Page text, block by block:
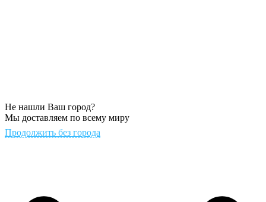
Не нашли Ваш город?
Мы доставляем по всему миру
Продолжить без города